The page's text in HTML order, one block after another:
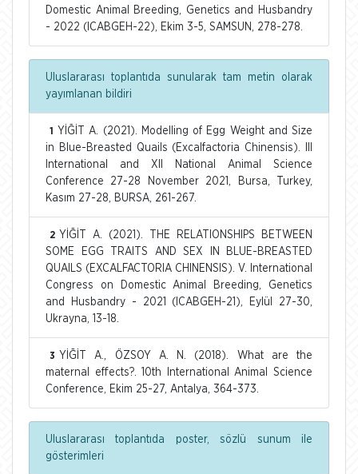
Domestic Animal Breeding, Genetics and Husbandry
- 2022 (ICABGEH-22), Ekim 3-5, SAMSUN, 278-278.
Uluslararası toplantıda sunularak tam metin olarak
yayımlanan bildiri
1
YİĞİT A. (2021). Modelling of Egg Weight and Size
in Blue-Breasted Quails (Excalfactoria Chinensis). III
International and XII National Animal Science
Conference 27-28 November 2021, Bursa, Turkey,
Kasım 27-28, BURSA, 261-267.
2 YİĞİT A. (2021). THE RELATIONSHIPS BETWEEN
SOME EGG TRAITS AND SEX IN BLUE-BREASTED
QUAILS (EXCALFACTORIA CHINENSIS). V. International
Congress on Domestic Animal Breeding, Genetics
and Husbandry - 2021 (ICABGEH-21), Eylül 27-30,
Ukrayna, 13-18.
3 YİĞİT A., ÖZSOY A. N. (2018). What are the
maternal effects?. 10th International Animal Science
Conference, Ekim 25-27, Antalya, 364-373.
Uluslararası toplantıda poster, sözlü sunum ile
gösterimleri